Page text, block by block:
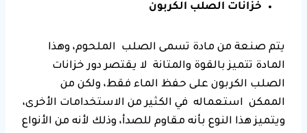
خزانات الصلب الكربون
يتم صنعة من مادة تسمى الصلب الملحوم، وهذا
المادة تتميز بالقوة والمتانة لا يقتصر دور خزانات
الصلب الكربون على حفظ الماء فقط، ولكن من
الممكن استعماله في الكثير من الاستخدامات الأخرى،
ويتميز هذا النوع بأنه مقاوم للصدأ، وذلك لأنه من الأنواع